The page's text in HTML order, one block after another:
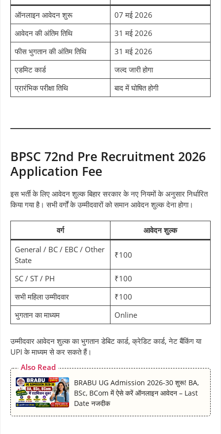
ऑनलाइन आवेदन शुरू
07 मई 2026
आवेदन की अंतिम तिथि
31 मई 2026
फीस भुगतान की अंतिम तिथि
31 मई 2026
एडमिट कार्ड
जल्द जारी होगा
प्रारंभिक परीक्षा तिथि
बाद में घोषित होगी
BPSC 72nd Pre Recruitment 2026
Application Fee
इस भर्ती के लिए आवेदन शुल्क बिहार सरकार के नए नियमों के अनुसार निर्धारित
किया गया है। सभी वर्गों के उम्मीदवारों को समान आवेदन शुल्क देना होगा।
वर्ग
आवेदन शुल्क
General / BC / EBC / Other
State
₹100
SC / ST / PH
₹100
सभी महिला उम्मीदवार
₹100
भुगतान का माध्यम
Online
उम्मीदवार आवेदन शुल्क का भुगतान डेबिट कार्ड, क्रेडिट कार्ड, नेट बैंकिंग या
UPI के माध्यम से कर सकते हैं।
Also Read
BRABU UG Admission 2026-30 शुरू! BA,
BSc, BCom में ऐसे करें ऑनलाइन आवेदन – Last
Date नजदीक